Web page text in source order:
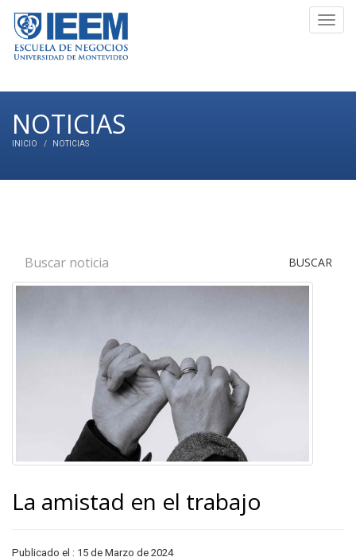
NOTICIAS
INICIO NOTICIAS
BUSCAR
La amistad en el trabajo
Publicado el : 15 de Marzo de 2024